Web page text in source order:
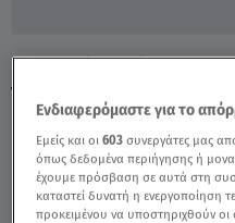
Τον Φόβο Πλημμύρας
Ενδιαφερόμαστε για το
Εμείς και οι603 συνεργάτες μας
όπως δεδομένα περιήγησης ή
έχουμε πρόσβαση σε αυτά στη
καταστεί δυνατή η ενεργοποίηση
προκειμένου να υποστηριχθούν